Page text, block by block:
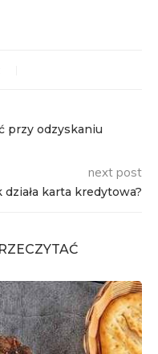
przy odzyskaniu
next post
działa karta kredytowa?